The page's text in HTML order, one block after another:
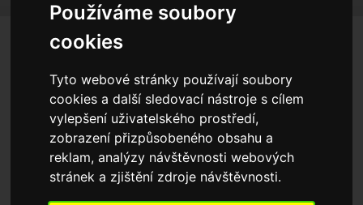
Používáme soubory
cookies
Tyto webové stránky používají soubory
cookies a další sledovací nástroje s cílem
vylepšení uživatelského prostředí,
zobrazení přizpůsobeného obsahu a
reklam, analýzy návštěvnosti webových
stránek a zjištění zdroje návštěvnosti.
záruka
nabídka
JAK UŠETŘIT?
JAK UŠETŘIT? FAQ - STŘEŠNÍ SYSTÉMY
FAQ - OKAPOVÝ SYSTÉM FAQ - TRAPÉZY
FAQ - KAZETY